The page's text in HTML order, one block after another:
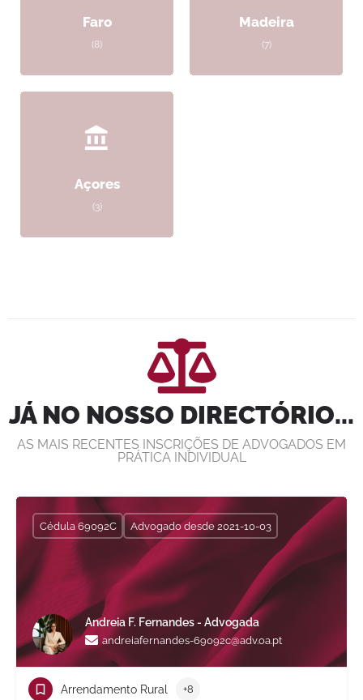
Faro
(8)
Madeira
(7)
Açores
(3)
JÁ NO NOSSO DIRECTÓRIO...
AS MAIS RECENTES INSCRIÇÕES DE ADVOGADOS EM
PRÁTICA INDIVIDUAL
Andreia F. Fernandes - Advogada
andreiafernandes-69092c@adv.oa.pt
Cédula 69092C Advogado desde 2021-10-03
Arrendamento Rural +8